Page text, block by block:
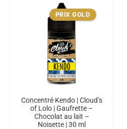
PRIX GOLD
Concentré Kendo | Cloud’s
of Lolo | Gaufrette –
Chocolat au lait –
Noisette | 30 ml